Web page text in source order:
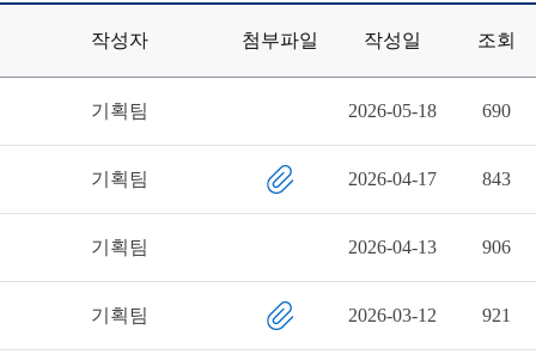
작성자 첨부파일 작성일 조회
기획팀 2026-05-18 690
기획팀 2026-04-17 843
기획팀 2026-04-13 906
기획팀 2026-03-12 921